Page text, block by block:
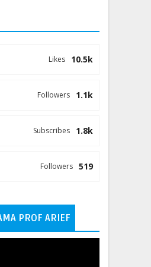
10.5k
Likes
1.1k
Followers
1.8k
Subscribes
519
Followers
PROF ARIEF